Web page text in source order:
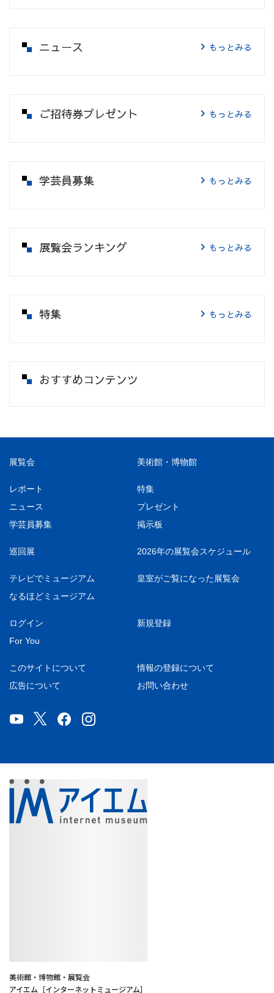
ニュース もっとみる
ご招待券プレゼント もっとみる
学芸員募集 もっとみる
展覧会ランキング もっとみる
特集 もっとみる
おすすめコンテンツ
展覧会 美術館・博物館
レポート
特集
ニュース
プレゼント
学芸員募集
掲示板
巡回展 2026年の展覧会スケジュール
テレビでミュージアム
皇室がご覧になった展覧会
なるほどミュージアム
ログイン
新規登録
For You
このサイトについて
情報の登録について
広告について
お問い合わせ
美術館・博物館・展覧会
アイエム［インターネットミュージアム］